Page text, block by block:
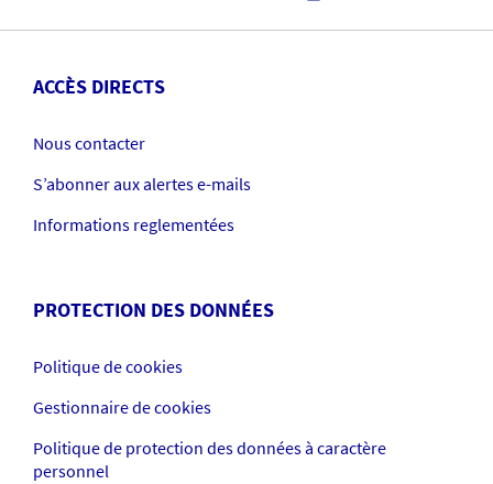
ACCÈS DIRECTS
Nous contacter
S’abonner aux alertes e-mails
Informations reglementées
PROTECTION DES DONNÉES
Politique de cookies
Gestionnaire de cookies
Politique de protection des données à caractère
personnel